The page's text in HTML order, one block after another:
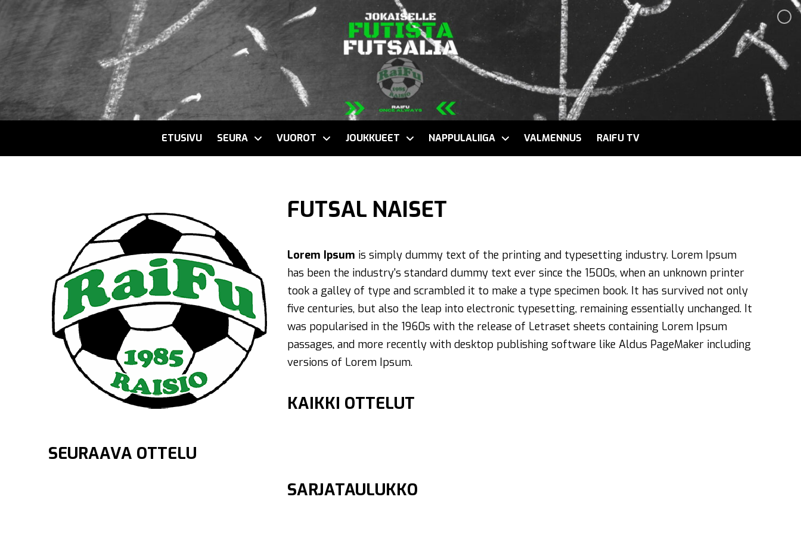
ETUSIVU SEURA VUOROT JOUKKUEET NAPPULALIIGA VALMENNUS RAIFU TV
SEURAAVA OTTELU
FUTSAL NAISET
Lorem Ipsum is simply dummy text of the printing and typesetting industry. Lorem Ipsum
has been the industry's standard dummy text ever since the 1500s, when an unknown printer
took a galley of type and scrambled it to make a type specimen book. It has survived not only
five centuries, but also the leap into electronic typesetting, remaining essentially unchanged. It
was popularised in the 1960s with the release of Letraset sheets containing Lorem Ipsum
passages, and more recently with desktop publishing software like Aldus PageMaker including
versions of Lorem Ipsum.
KAIKKI OTTELUT
SARJATAULUKKO